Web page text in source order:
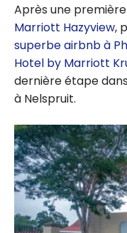
Après une
Marriott Hazyview,
superbe airbnb à
Hotel by Marriott
dernière étape
à Nelspruit.